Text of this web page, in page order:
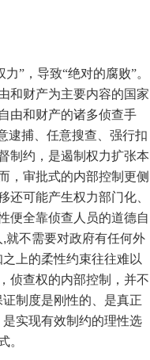
，导致“绝对的腐败”。
和财产为主要内容的国家
由和财产的诸多侦查手
逮捕、任意搜查、强行扣
制约，是遏制权力扩张本
，审批式的内部控制更侧
还可能产生权力部门化、
便全靠侦查人员的道德自
,就不需要对政府有任何外
上的柔性约束往往难以
侦查权的内部控制，并不
制度是刚性的、是真正
实现有效制约的理性选
。